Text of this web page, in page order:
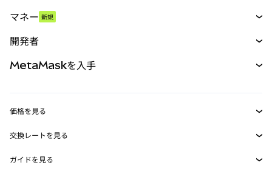
パーペチュアル
RWA
マネー 新規
開発者
MetaMask Connect
Snaps
MetaMaskを入手
セキュリティ
価格を見る
イーサリアムの価格
Solanaの価格
交換レートを見る
ETH→USD
ガイドを見る